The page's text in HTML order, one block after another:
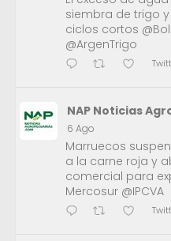
siembra de trigo
ciclos cortos
@ArgenTrigo
NAP Noticias
6 Ago
Marruecos
a la carne roja y
comercial para
Mercosur @IPCVA